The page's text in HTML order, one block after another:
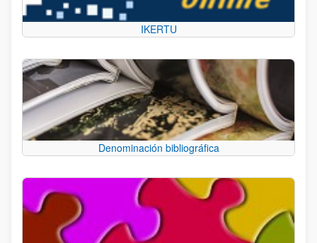
IKERTU
Denominación bibliográfica